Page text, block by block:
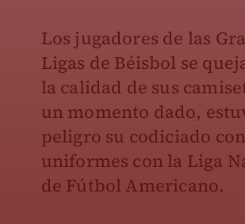
Los jugadores de las
Ligas de Béisbol se
la calidad de sus
un momento dado,
peligro su codiciado
uniformes con la Liga
de Fútbol Americano.